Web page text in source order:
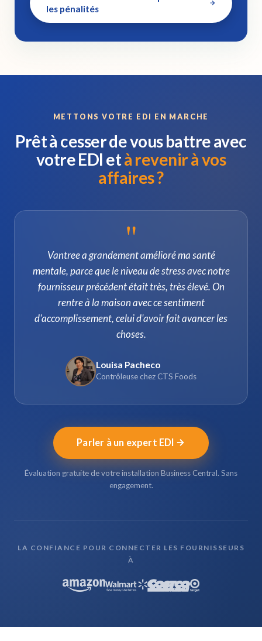
les pénalités
METTONS VOTRE EDI EN MARCHE
Prêt à cesser de vous battre avec
votre EDI età revenir à vos
affaires ?
"
Vantree a grandement amélioré ma santé
mentale, parce que le niveau de stress avec notre
fournisseur précédent était très, très élevé. On
rentre à la maison avec ce sentiment
d'accomplissement, celui d'avoir fait avancer les
choses.
Louisa Pacheco
Contrôleuse chez CTS Foods
Parler à un expert EDI
Évaluation gratuite de votre installation Business Central. Sans
engagement.
LA CONFIANCE POUR CONNECTER LES FOURNISSEURS
À